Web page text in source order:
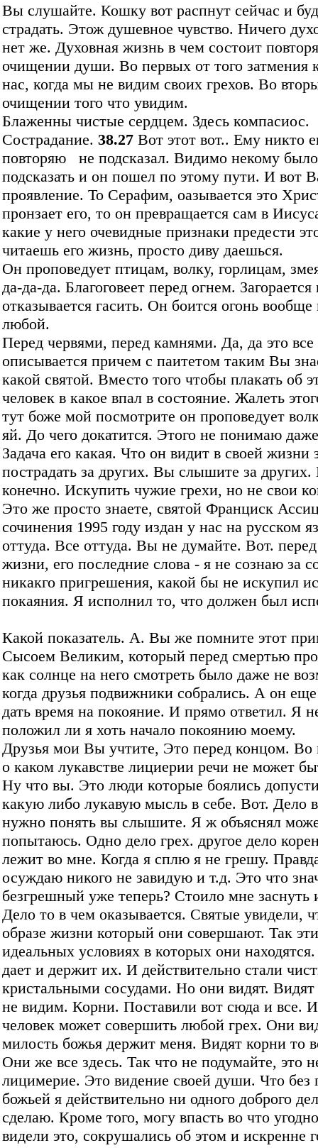
Вы слушайте. Кошку вот распнут сейчас и
страдать. Этож душевное чувство. Ничего
нет же. Духовная жизнь в чем состоит
очищении души. Во первых от того затмения
нас, когда мы не видим своих грехов. Во
очищении того что увидим.
Блаженны чистые сердцем. Здесь компасиос.
Сострадание. 38.27 Вот этот вот.. Ему никто
повторяю не подсказал. Видимо некому было
подсказать и он пошел по этому пути. И вот
проявление. То Серафим, оазывается это
пронзает его, то он превращается сам в
какие у него очевидные признаки предести
читаешь его жизнь, просто диву даешься.
Он проповедует птицам, волку, горлицам,
да-да-да. Благоговеет перед огнем. Загорается
отказывается гасить. Он боится огонь вообще
любой.
Перед червями, перед камнями. Да, да это
описывается причем с паитетом таким Вы
какой святой. Вместо того чтобы плакать об
человек в какое впал в состояние. Жалеть
тут боже мой посмотрите он проповедует
яй. До чего докатится. Этого не понимаю
Задача его какая. Что он видит в своей жизни
пострадать за других. Вы слышите за других.
конечно. Искупить чужие грехи, но не свои
Это же просто знаете, святой Франциск
сочинения 1995 году издан у нас на русском
оттуда. Все оттуда. Вы не думайте. Вот.
жизни, его последние слова - я не сознаю за
никакго пригрешения, какой бы не искупил
покаяния. Я исполнил то, что должен был
Какой показатель. А. Вы же помните этот
Сысоем Великим, который перед смертью
как солнце на него смотреть было даже не
когда друзья подвижники собрались. А он
дать время на покояние. И прямо ответил. Я
положил ли я хоть начало покоянию моему.
Друзья мои Вы учтите, Это перед концом. Во
о каком лукавстве лициерии речи не может
Ну что вы. Это люди которые боялись
какую либо лукавую мысль в себе. Вот. Дело
нужно понять вы слышите. Я ж объяснял
попытаюсь. Одно дело грех. другое дело
лежит во мне. Когда я сплю я не грешу.
осуждаю никого не завидую и т.д. Это что
безгрешный уже теперь? Стоило мне заснуть
Дело то в чем оказывается. Святые увидели,
образе жизни который они совершают. Так
идеальных условиях в которых они
дает и держит их. И действительно стали
кристальными сосудами. Но они видят.
не видим. Корни. Поставили вот сюда и все.
человек может совершить любой грех. Они
милость божья держит меня. Видят корни то
Они же все здесь. Так что не подумайте, это
лицимерие. Это видение своей души. Что
божьей я действительно ни одного доброго
сделаю. Кроме того, могу впасть во что
видели это, сокрушались об этом и искренне